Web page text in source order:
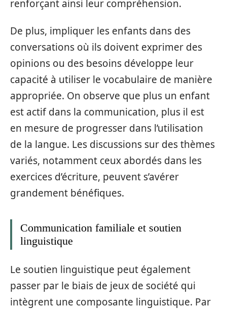
renforçant ainsi leur compréhension.
De plus, impliquer les enfants dans des
conversations où ils doivent exprimer des
opinions ou des besoins développe leur
capacité à utiliser le vocabulaire de manière
appropriée. On observe que plus un enfant
est actif dans la communication, plus il est
en mesure de progresser dans l’utilisation
de la langue. Les discussions sur des thèmes
variés, notamment ceux abordés dans les
exercices d’écriture, peuvent s’avérer
grandement bénéfiques.
Communication familiale et soutien
linguistique
Le soutien linguistique peut également
passer par le biais de jeux de société qui
intègrent une composante linguistique. Par